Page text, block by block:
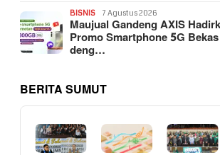
BISNIS 7 Agustus 2026
Maujual Gandeng AXIS
Promo Smartphone 5G Bekas
deng…
BERITA SUMUT